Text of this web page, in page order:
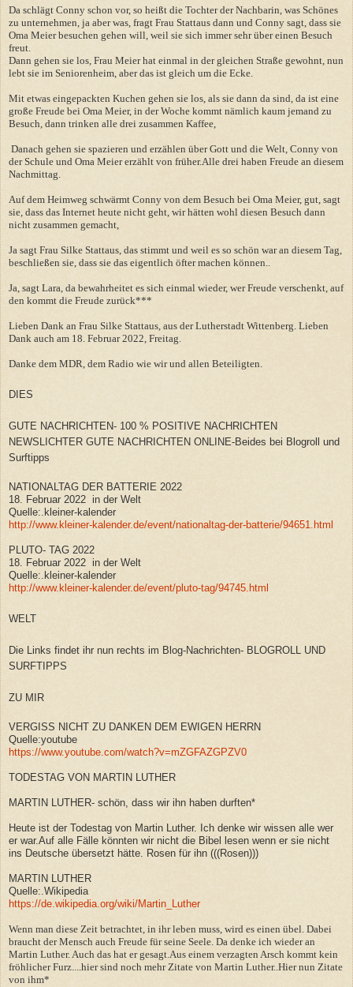
Da schlägt Conny schon vor, so heißt die Tochter der Nachbarin, was Schönes
zu unternehmen, ja aber was, fragt Frau Stattaus dann und Conny sagt, dass sie
Oma Meier besuchen gehen will, weil sie sich immer sehr über einen Besuch
freut.
Dann gehen sie los, Frau Meier hat einmal in der gleichen Straße gewohnt, nun
lebt sie im Seniorenheim, aber das ist gleich um die Ecke.
Mit etwas eingepackten Kuchen gehen sie los, als sie dann da sind, da ist eine
große Freude bei Oma Meier, in der Woche kommt nämlich kaum jemand zu
Besuch, dann trinken alle drei zusammen Kaffee,
Danach gehen sie spazieren und erzählen über Gott und die Welt, Conny von
der Schule und Oma Meier erzählt von früher.Alle drei haben Freude an diesem
Nachmittag.
Auf dem Heimweg schwärmt Conny von dem Besuch bei Oma Meier, gut, sagt
sie, dass das Internet heute nicht geht, wir hätten wohl diesen Besuch dann
nicht zusammen gemacht,
Ja sagt Frau Silke Stattaus, das stimmt und weil es so schön war an diesem Tag,
beschließen sie, dass sie das eigentlich öfter machen können..
Ja, sagt Lara, da bewahrheitet es sich einmal wieder, wer Freude verschenkt, auf
den kommt die Freude zurück***
Lieben Dank an Frau Silke Stattaus, aus der Lutherstadt Wittenberg. Lieben
Dank auch am 18. Februar 2022, Freitag.
Danke dem MDR, dem Radio wie wir und allen Beteiligten.
DIES
GUTE NACHRICHTEN- 100 % POSITIVE NACHRICHTEN
NEWSLICHTER GUTE NACHRICHTEN ONLINE-Beides bei Blogroll und
Surftipps
NATIONALTAG DER BATTERIE 2022
18. Februar 2022 in der Welt
Quelle:.kleiner-kalender
http://www.kleiner-kalender.de/event/nationaltag-der-batterie/94651.html
PLUTO- TAG 2022
18. Februar 2022 in der Welt
Quelle:.kleiner-kalender
http://www.kleiner-kalender.de/event/pluto-tag/94745.html
WELT
Die Links findet ihr nun rechts im Blog-Nachrichten- BLOGROLL UND
SURFTIPPS
ZU MIR
VERGISS NICHT ZU DANKEN DEM EWIGEN HERRN
Quelle:youtube
https://www.youtube.com/watch?v=mZGFAZGPZV0
TODESTAG VON MARTIN LUTHER
MARTIN LUTHER- schön, dass wir ihn haben durften*
Heute ist der Todestag von Martin Luther. Ich denke wir wissen alle wer
er war.Auf alle Fälle könnten wir nicht die Bibel lesen wenn er sie nicht
ins Deutsche übersetzt hätte. Rosen für ihn (((Rosen)))
MARTIN LUTHER
Quelle:.Wikipedia
https://de.wikipedia.org/wiki/Martin_Luther
Wenn man diese Zeit betrachtet, in ihr leben muss, wird es einen übel. Dabei
braucht der Mensch auch Freude für seine Seele. Da denke ich wieder an
Martin Luther. Auch das hat er gesagt.Aus einem verzagten Arsch kommt kein
fröhlicher Furz....hier sind noch mehr Zitate von Martin Luther..Hier nun Zitate
von ihm*